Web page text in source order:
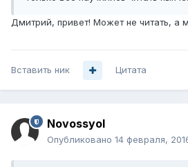
Дмитрий, привет! Может не читать, а
Вставить ник Цитата
Novossyol
Опубликовано 14 февраля,